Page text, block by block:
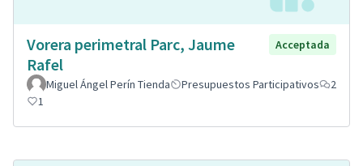
Vorera perimetral Parc, Jaume
Rafel
Acceptada
Miguel Ángel Perín Tienda Presupuestos Participativos
2
1